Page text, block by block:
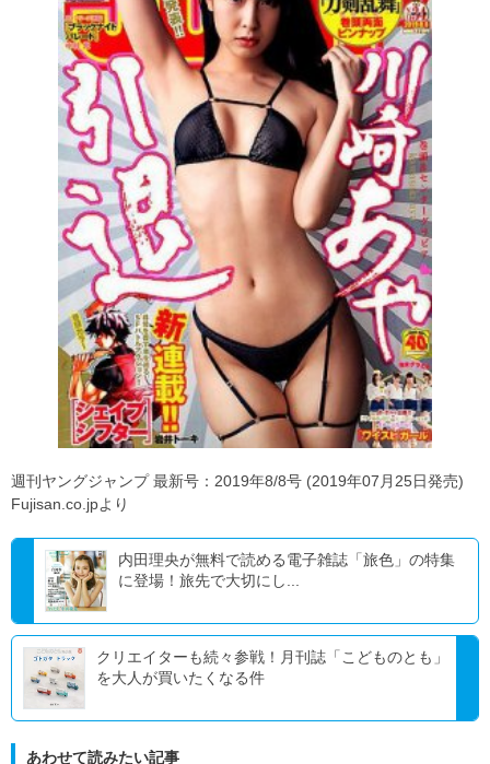
週刊ヤングジャンプ 最新号：2019年8/8号 (2019年07月25日発売)
Fujisan.co.jpより
内田理央が無料で読める電子雑誌「旅色」の特集
に登場！旅先で大切にし...
クリエイターも続々参戦！月刊誌「こどものとも」
を大人が買いたくなる件
あわせて読みたい記事